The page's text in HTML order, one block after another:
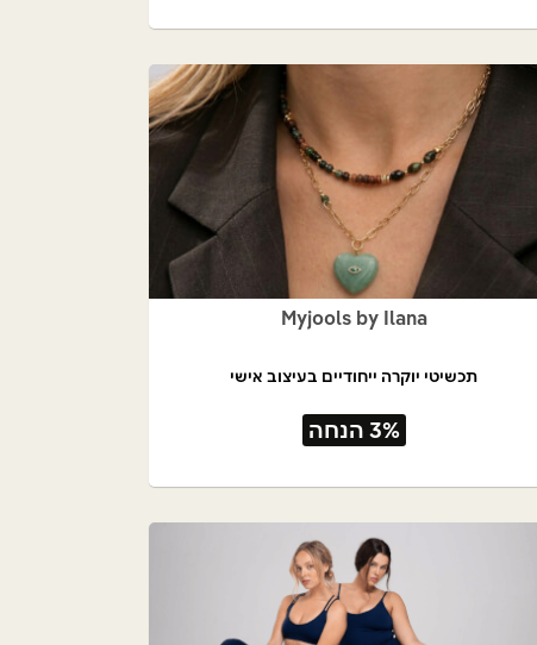
Myjools by Ilana
תכשיטי יוקרה ייחודיים בעיצוב אישי
3% הנחה